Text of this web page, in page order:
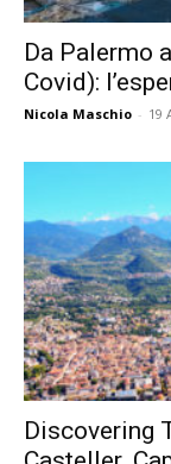
Da Palermo
Covid):
Nicola Maschio - 19
Discovering